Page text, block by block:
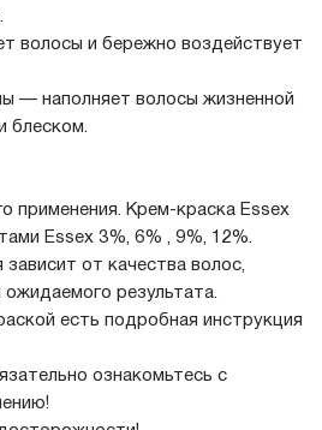
волосы и бережно воздействует
— наполняет волосы жизненной
блеском.
применения. Крем-краска Essex
Essex 3%, 6% , 9%, 12%.
зависит от качества волос,
результата.
есть подробная инструкция
ознакомьтесь с